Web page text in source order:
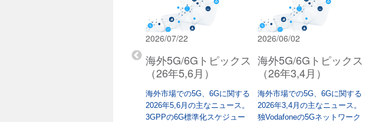
海外5G/6Gトピックス
2026/07/22
海外5G/6Gトピックス
（26年5,6月）
海外市場での5G、6Gに関する
2026年5,6月の主なニュース。
3GPPの6G標準化スケジュー
2026/06/02
海外5G/6Gトピックス
（26年3,4月）
海外市場での5G、6Gに関する
2026年3,4月の主なニュース。
独Vodafoneの5Gネットワーク